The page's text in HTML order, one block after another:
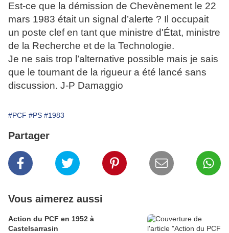
Est-ce que la démission de Chevènement le 22
mars 1983 était un signal d’alerte ? Il occupait
un poste clef en tant que ministre d'État, ministre
de la Recherche et de la Technologie.
Je ne sais trop l’alternative possible mais je sais
que le tournant de la rigueur a été lancé sans
discussion. J-P Damaggio
#PCF #PS #1983
Partager
Vous aimerez aussi
Action du PCF en 1952 à
Castelsarrasin